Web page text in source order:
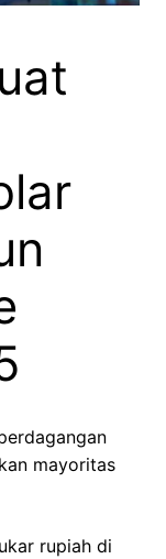
mayoritas
rupiah di